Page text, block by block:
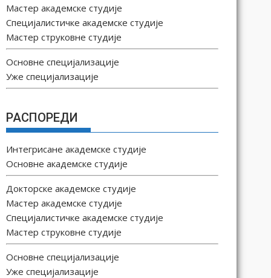
Мастер академске студије
Специјалистичке академске студије
Мастер струковне студије
Основне специјализације
Уже специјализације
РАСПОРЕДИ
Интегрисане академске студије
Основне академске студије
Докторске академске студије
Мастер академске студије
Специјалистичке академске студије
Мастер струковне студије
Основне специјализације
Уже специјализације